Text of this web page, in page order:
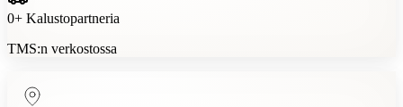
0+ Kalustopartneria
TMS:n verkostossa